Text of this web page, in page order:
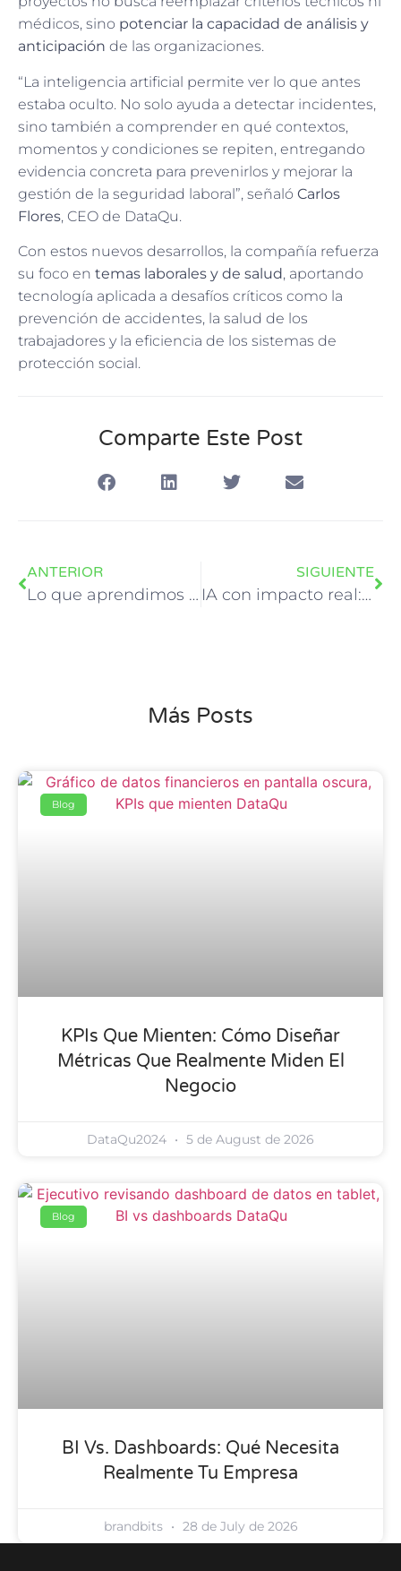
médicos, sino potenciar la capacidad de análisis y
anticipación de las organizaciones.
“La inteligencia artificial permite ver lo que antes
estaba oculto. No solo ayuda a detectar incidentes,
sino también a comprender en qué contextos,
momentos y condiciones se repiten, entregando
evidencia concreta para prevenirlos y mejorar la
gestión de la seguridad laboral”, señaló Carlos
Flores, CEO de DataQu.
Con estos nuevos desarrollos, la compañía refuerza
su foco en temas laborales y de salud, aportando
tecnología aplicada a desafíos críticos como la
prevención de accidentes, la salud de los
trabajadores y la eficiencia de los sistemas de
protección social.
Comparte Este Post
ANTERIOR
Lo que aprendimos del 2025 y lo que viene para la analítica en 2026
SIGUIENTE
IA con impacto real: el verdadero diferencial en 2026
Más Posts
Blog
KPIs Que Mienten: Cómo Diseñar
Métricas Que Realmente Miden El
Negocio
DataQu2024 5 de August de 2026
Blog
BI Vs. Dashboards: Qué Necesita
Realmente Tu Empresa
brandbits 28 de July de 2026